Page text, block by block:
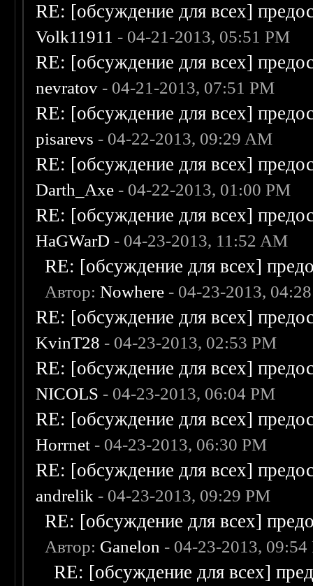
RE: [обсуждение для всех]
Volk11911 - 04-21-2013, 05:51 PM
RE: [обсуждение для всех]
nevratov - 04-21-2013, 07:51 PM
RE: [обсуждение для всех]
pisarevs - 04-22-2013, 09:29 AM
RE: [обсуждение для всех]
Darth_Axe - 04-22-2013, 01:00 PM
RE: [обсуждение для всех]
HaGWarD - 04-23-2013, 11:52 AM
RE: [обсуждение для всех]
Автор:Nowhere - 04-23-2013,
RE: [обсуждение для всех]
KvinT28 - 04-23-2013, 02:53 PM
RE: [обсуждение для всех]
NICOLS - 04-23-2013, 06:04 PM
RE: [обсуждение для всех]
Horrnet - 04-23-2013, 06:30 PM
RE: [обсуждение для всех]
andrelik - 04-23-2013, 09:29 PM
RE: [обсуждение для всех]
Автор: Ganelon - 04-23-2013, 09:54
RE: [обсуждение для всех]